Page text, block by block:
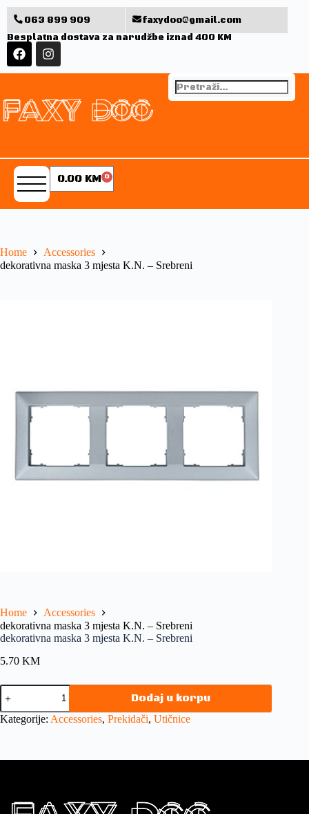
063 899 909
faxydoo@gmail.com
Besplatna dostava za narudžbe iznad 400 KM
0.00 KM 0
Home
Accessories
dekorativna maska 3 mjesta K.N. – Srebreni
Home
Accessories
dekorativna maska 3 mjesta K.N. – Srebreni
dekorativna maska 3 mjesta K.N. – Srebreni
5.70 KM
Dodaj u korpu
Kategorije: Accessories, Prekidači, Utičnice